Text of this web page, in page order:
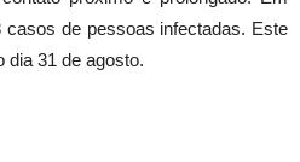
casos de pessoas infectadas. Este
dia 31 de agosto.